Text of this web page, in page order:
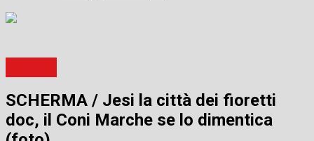
SCHERMA / Jesi la città dei fioretti
doc, il Coni Marche se lo dimentica